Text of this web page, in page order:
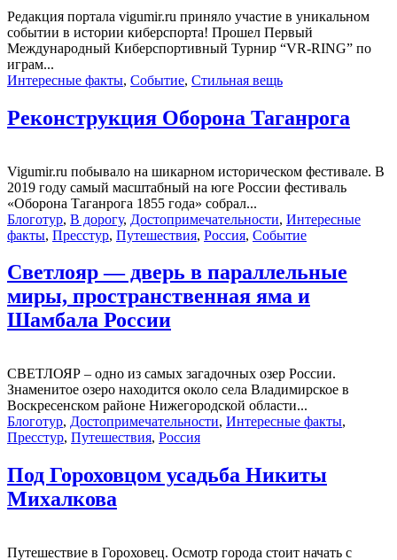
Редакция портала vigumir.ru приняло участие в уникальном
событии в истории киберспорта! Прошел Первый
Международный Киберспортивный Турнир “VR-RING” по
играм...
Интересные факты, Событие, Стильная вещь
Реконструкция Оборона Таганрога
Vigumir.ru побывало на шикарном историческом фестивале. В
2019 году самый масштабный на юге России фестиваль
«Оборона Таганрога 1855 года» собрал...
Блоготур, В дорогу, Достопримечательности, Интересные
факты, Пресстур, Путешествия, Россия, Событие
Светлояр — дверь в параллельные
миры, пространственная яма и
Шамбала России
СВЕТЛОЯР – одно из самых загадочных озер России.
Знаменитое озеро находится около села Владимирское в
Воскресенском районе Нижегородской области...
Блоготур, Достопримечательности, Интересные факты,
Пресстур, Путешествия, Россия
Под Гороховцом усадьба Никиты
Михалкова
Путешествие в Гороховец. Осмотр города стоит начать с